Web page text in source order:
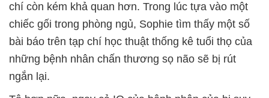
chí còn kém khả quan hơn. Trong lúc tựa vào một
chiếc gối trong phòng ngủ, Sophie tìm thấy một số
bài báo trên tạp chí học thuật thống kê tuổi thọ của
những bệnh nhân chấn thương sọ não sẽ bị rút
ngắn lại.